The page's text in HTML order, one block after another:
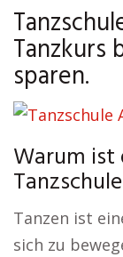
Tanzkurs
sparen.
Warum ist
Tanzen ist
sich zu